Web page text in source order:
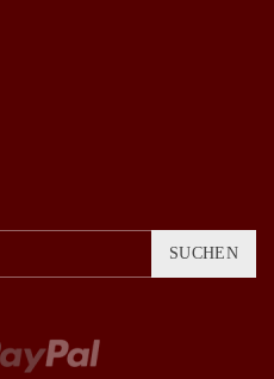
SUCHEN